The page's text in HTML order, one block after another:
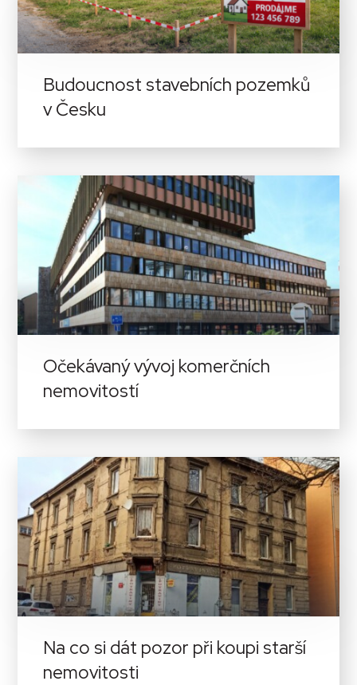
Budoucnost stavebních pozemků
v Česku
Očekávaný vývoj komerčních
nemovitostí
Na co si dát pozor při koupi starší
nemovitosti